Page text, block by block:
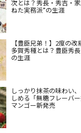
次とは？秀長・秀吉・
ねた実務派”の生涯
【豊臣兄弟！】2度の
多賀秀種とは？豊臣秀
の生涯
しっかり抹茶の味わい
しめる「無糖フレーバ
マンゴー新発売